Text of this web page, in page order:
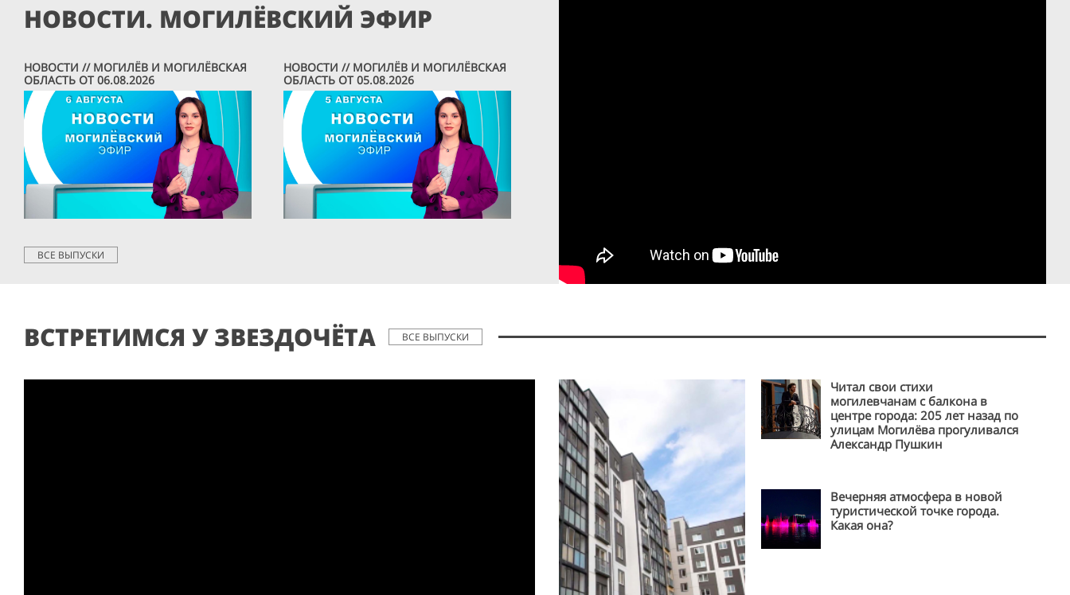
НОВОСТИ. МОГИЛЁВСКИЙ ЭФИР
НОВОСТИ // МОГИЛЁВ И МОГИЛЁВСКАЯ
ОБЛАСТЬ ОТ 06.08.2026
НОВОСТИ // МОГИЛЁВ И МОГИЛЁВСКАЯ
ОБЛАСТЬ ОТ 05.08.2026
ВСЕ ВЫПУСКИ
ВСТРЕТИМСЯ У ЗВЕЗДОЧЁТА ВСЕ ВЫПУСКИ
Читал свои стихи
могилевчанам с балкона в
центре города: 205 лет назад по
улицам Могилёва прогуливался
Александр Пушкин
Вечерняя атмосфера в новой
туристической точке города.
Какая она?